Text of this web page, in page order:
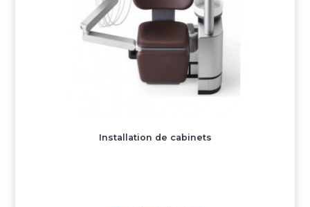
Installation de cabinets